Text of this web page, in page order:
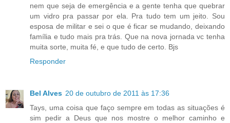
nem que seja de emergência e a gente tenha que quebrar
um vidro pra passar por ela. Pra tudo tem um jeito. Sou
esposa de militar e sei o que é ficar se mudando, deixando
família e tudo mais pra trás. Que na nova jornada vc tenha
muita sorte, muita fé, e que tudo de certo. Bjs
Responder
Bel Alves 20 de outubro de 2011 às 17:36
Tays, uma coisa que faço sempre em todas as situações é
sim pedir a Deus que nos mostre o melhor caminho e